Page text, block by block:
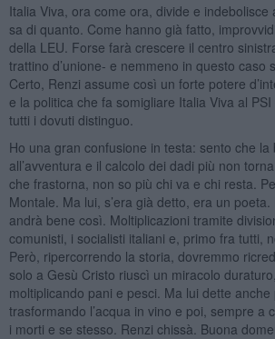
Italia Viva, ora come ora, divide e indebolisce
sa di quanto. Come hanno già fatto,
della LEU. Forse farà crescere il centro
trattino d’unione- e nemmeno in questo caso
Certo, Renzi assume così un forte potere
e la politica che fa somigliare Italia Viva al
tutti i dovuti distinguo.
Ho una gran confusione in testa: sento che la
all’avventura e il calcolo dei dadi più non
che frastorna, non so più chi va e chi resta.
Montale. Ma lui, s’era già detto, era un poeta.
andrà bene così. Moltiplicazioni tramite
comunisti, i socialisti italiani e, primo fra tutti,
Però, ripercorrendo la storia, dovremmo
solo a Gesù Cristo riuscì un miracolo
moltiplicando pani e pesci. Ma lui dette anche
trasformando l’acqua in vino e poi, sempre a
i morti e se stesso. Renzi chissà. Buona